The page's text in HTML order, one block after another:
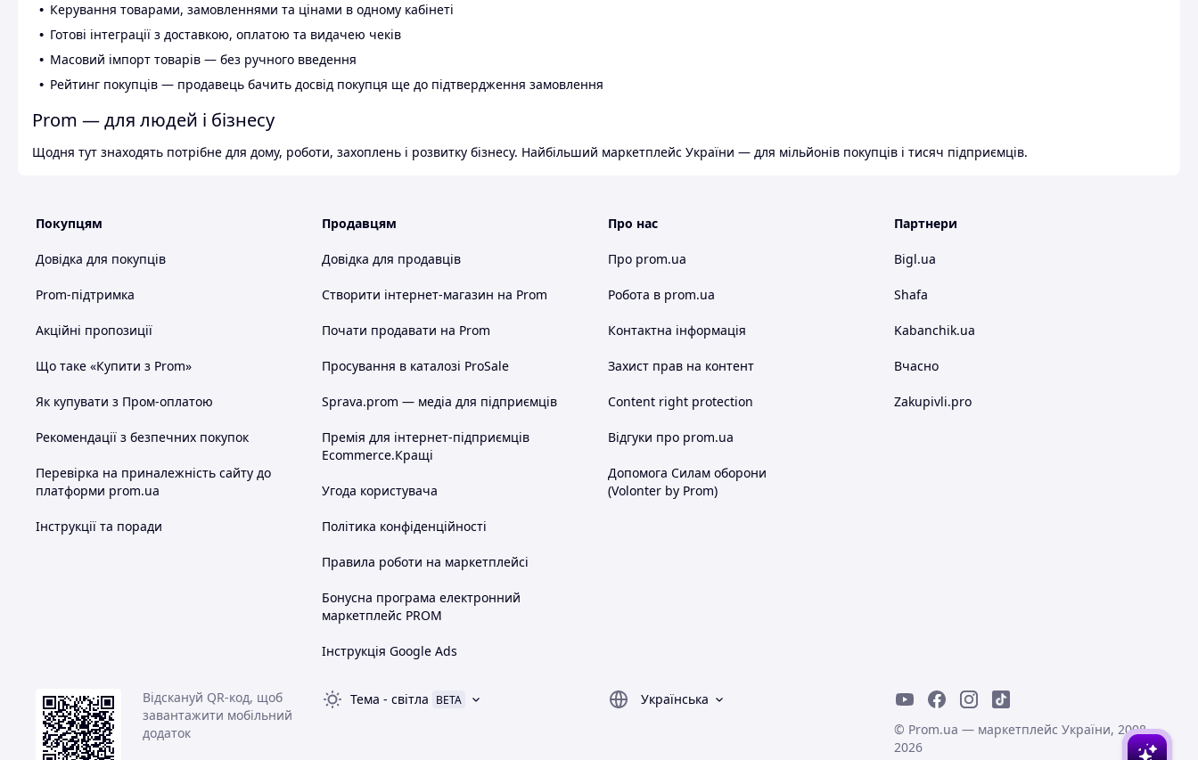
Керування товарами, замовленнями та цінами в одному кабінеті
Готові інтеграції з доставкою, оплатою та видачею чеків
Масовий імпорт товарів — без ручного введення
Рейтинг покупців — продавець бачить досвід покупця ще до підтвердження замовлення
Prom — для людей і бізнесу
Щодня тут знаходять потрібне для дому, роботи, захоплень і розвитку бізнесу. Найбільший маркетплейс України — для мільйонів покупців і тисяч підприємців.
Покупцям
Довідка для покупців
Prom-підтримка
Акційні пропозиції
Що таке «Купити з Prom»
Як купувати з Пром-оплатою
Рекомендації з безпечних покупок
Перевірка на приналежність сайту до
платформи prom.ua
Інструкції та поради
Продавцям
Довідка для продавців
Створити інтернет-магазин на Prom
Почати продавати на Prom
Просування в каталозі ProSale
Sprava.prom — медіа для підприємців
Премія для інтернет-підприємців
Ecommerce.Кращі
Угода користувача
Політика конфіденційності
Правила роботи на маркетплейсі
Бонусна програма електронний
маркетплейс PROM
Інструкція Google Ads
Про нас
Про prom.ua
Робота в prom.ua
Контактна інформація
Захист прав на контент
Content right protection
Відгуки про prom.ua
Допомога Силам оборони
(Volonter by Prom)
Партнери
Bigl.ua
Shafa
Kabanchik.ua
Вчасно
Zakupivli.pro
Відскануй QR-код, щоб
завантажити мобільний
додаток
Тема - світла BETA
Українська
© Prom.ua — маркетплейс України, 2008-
2026